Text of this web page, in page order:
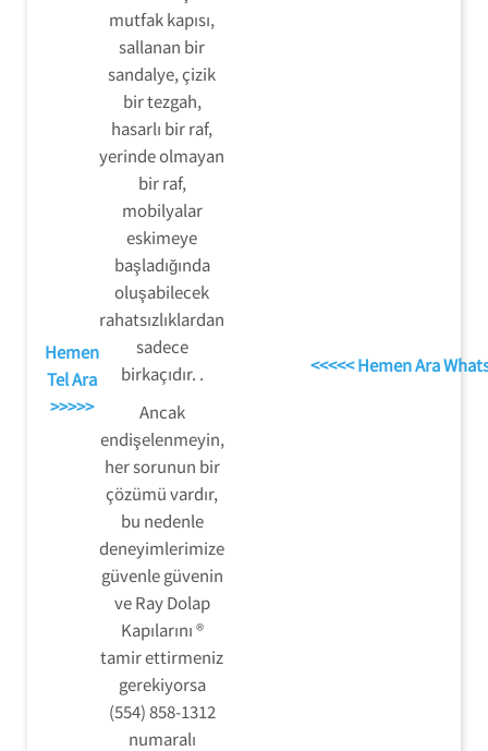
Hemen
Tel Ara
>>>>>
mutfak kapısı,
sallanan bir
sandalye, çizik
bir tezgah,
hasarlı bir raf,
yerinde olmayan
bir raf,
mobilyalar
eskimeye
başladığında
oluşabilecek
rahatsızlıklardan
sadece
birkaçıdır. .
Ancak
endişelenmeyin,
her sorunun bir
çözümü vardır,
bu nedenle
deneyimlerimize
güvenle güvenin
ve Ray Dolap
Kapılarını ®
tamir ettirmeniz
gerekiyorsa
(554) 858-1312
numaralı
<<<<< Hemen Ara